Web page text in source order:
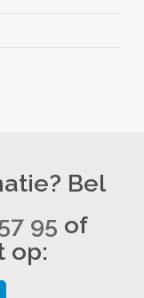
Bel
95 of
op: